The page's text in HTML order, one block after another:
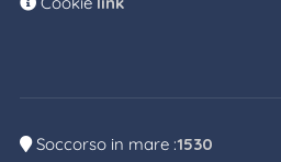
Soccorso in mare :1530